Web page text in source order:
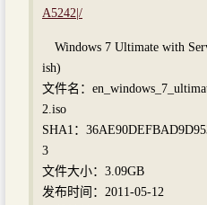
A5242|/
Windows 7 Ultimate with
ish)
文件名：
2.iso
SHA1：
3
文件大小：3.09GB
发布时间：2011-05-12